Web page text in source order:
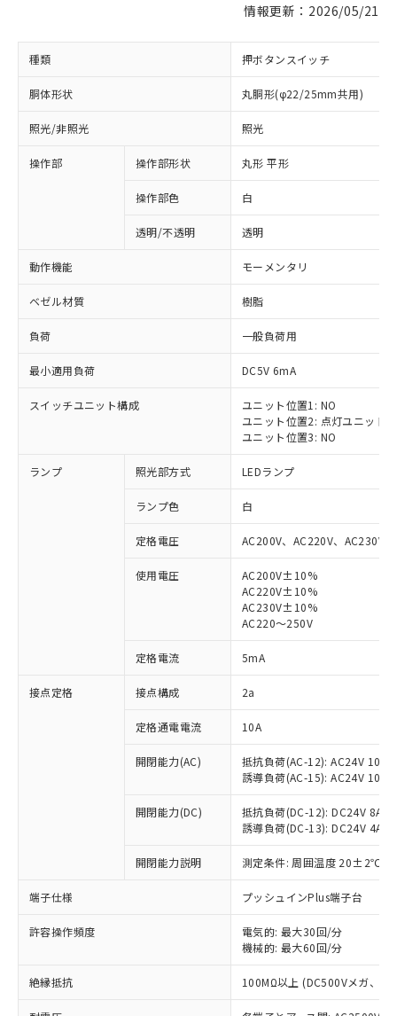
情報更新：2026/05/21
種類 押ボタンスイッチ
胴体形状 丸胴形(φ22/25mm共用)
照光/非照光 照光
操作部 操作部形状 丸形 平形
操作部色 白
透明/不透明 透明
動作機能 モーメンタリ
ベゼル材質 樹脂
負荷 一般負荷用
最小適用負荷 DC5V 6mA
スイッチユニット構成
ユニット位置1: NO
ユニット位置2: 点灯ユニット
ユニット位置3: NO
ランプ 照光部方式 LEDランプ
ランプ色 白
定格電圧 AC200V、AC220V、AC230V
使用電圧
AC200V±10%
AC220V±10%
AC230V±10%
AC220～250V
定格電流 5mA
接点定格 接点構成 2a
定格通電電流 10A
開閉能力(AC)
抵抗負荷(AC-12): AC24V 10A/
誘導負荷(AC-15): AC24V
開閉能力(DC)
抵抗負荷(DC-12): DC24V 8A/
誘導負荷(DC-13): DC24V 4A/
開閉能力説明 測定条件: 周囲温度 20±2℃、
端子仕様 プッシュインPlus端子台
許容操作頻度
電気的: 最大30回/分
機械的: 最大60回/分
絶縁抵抗 100MΩ以上 (DC500Vメガ、点
以下の条件をお読みいただき、同意のうえ
本サービスは、当社制御機器事業取扱
商品の当社在庫状況および標準価格
(税抜)を提供させていただくもので
本サービスの対象外となる商品もある
ことをご了承ください。
在庫状況および標準価格照会結果は、
記載している更新日時点での社内デー
タに基づき作成されるものであり、閲
覧された時点での実際の在庫および標
対応済み：EU RoHS指令（10物質）の
非含有に対応した製品が提供可能な商品で
対応予定：EU RoHS指令（10物質）の非含
有に対応した製品に切り替える予定のある
対応予定なし：EU RoHS指令（10物質）の
非含有に非対応の商品で、対応品を出す予
調査・確認中：EU RoHS指令（10物質）の
非含有の対応状況を調査中または確認中の
非該当品：ライセンス料など無形物で、有
害物質有無と関係のない商品です。
仕入先様の事情により、非含有部品として
いたものが、含有品と判明した場合などや
むを得ず変更することがあります。
鉛(Pb) 1000ppm以下、 水銀(Hg) 1000ppm以下、 カド
六価クロム(Cr(Ⅵ)) 1000ppm以下、ポリ臭化ビフェニル
※1 中国RoHS○×表
「○」：最大均質材料含有率が中国RoHSの
基準値以下であることを示します。
「×」：最大均質材料含有率が中国RoHSの
基準値を超えていることを示します。
「－」：未確認です。当社販売部門へお問
*中国RoHS10物質の基準値 (GB/T26572)：
Pb(鉛) :1000ppm、 Hg(水銀) : 1000ppm、 Cd(カドミウ
当社は、これら貴社製品のうち、外国
為替および外国貿易法に定める商品
（以下｢規制貨物等」という）を輸出
または国外への提供する場合は、日本
国政府の輸出許可(または役務取引許
可)を取得するなどの必要な手続きを